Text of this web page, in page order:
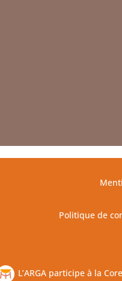
Politique de
L’ARGA participe à la